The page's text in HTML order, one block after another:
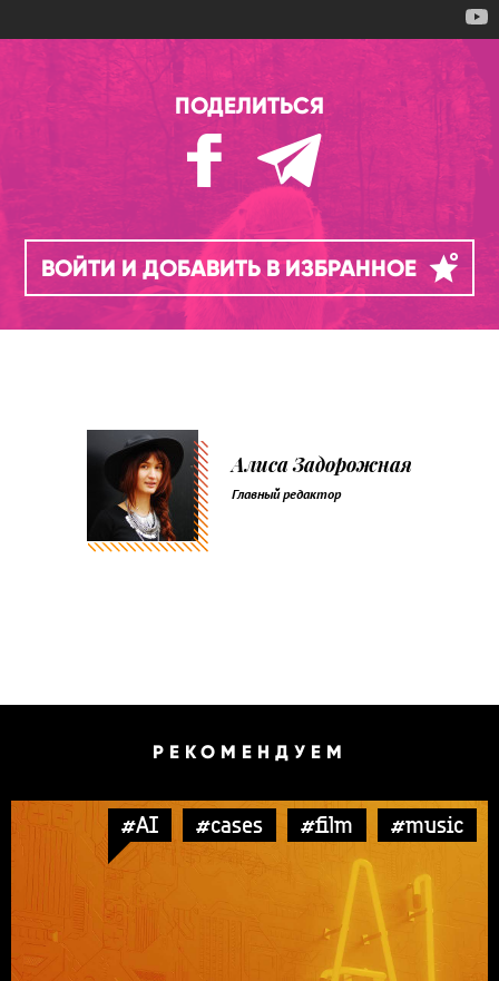
ПОДЕЛИТЬСЯ
ВОЙТИ И ДОБАВИТЬ В ИЗБРАННОЕ
Алиса Задорожная
Главный редактор
РЕКОМЕНДУЕМ
#AI #cases #film #music